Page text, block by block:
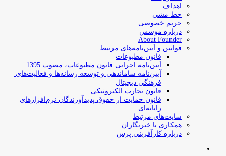
اهداف
خط مشی
حریم خصوصی
درباره موسس
About Founder
قوانین و آیین‌نامه‌های مرتبط
‌قانون مطبوعات
آیین‌نامه اجرایی قانون مطبوعات، مصوب 1395
آیین‌نامه سامان­دهی و توسعه رسانه­‌ها و فعالیت‌­های
فرهنگی دیجیتال
قانون تجارت الکترونیکی
قانون حمایت از حقوق پدیدآورندگان نرم‌افزارهای
رایانه‌ای
سایت‌های مرتبط
همکاری با خبرنگاران
درباره کارآفرینی پرس